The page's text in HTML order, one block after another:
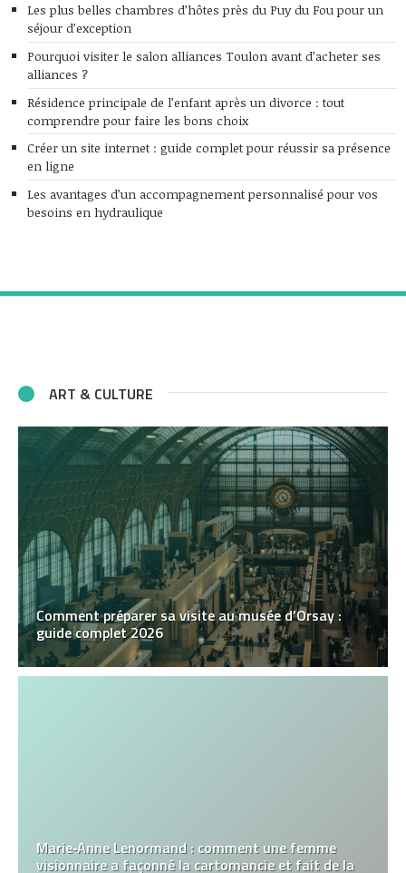
Les plus belles chambres d’hôtes près du Puy du Fou pour un
séjour d’exception
Pourquoi visiter le salon alliances Toulon avant d’acheter ses
alliances ?
Résidence principale de l’enfant après un divorce : tout
comprendre pour faire les bons choix
Créer un site internet : guide complet pour réussir sa présence
en ligne
Les avantages d’un accompagnement personnalisé pour vos
besoins en hydraulique
ART & CULTURE
Comment préparer sa visite au musée d’Orsay :
guide complet 2026
Marie‑Anne Lenormand : comment une femme
visionnaire a façonné la cartomancie et fait de la